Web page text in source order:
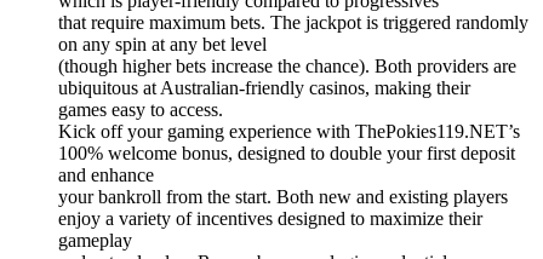
that require maximum bets. The jackpot is triggered randomly
on any spin at any bet level
(though higher bets increase the chance). Both providers are
ubiquitous at Australian-friendly casinos, making their
games easy to access.
Kick off your gaming experience with ThePokies119.NET’s
100% welcome bonus, designed to double your first deposit
and enhance
your bankroll from the start. Both new and existing players
enjoy a variety of incentives designed to maximize their
gameplay